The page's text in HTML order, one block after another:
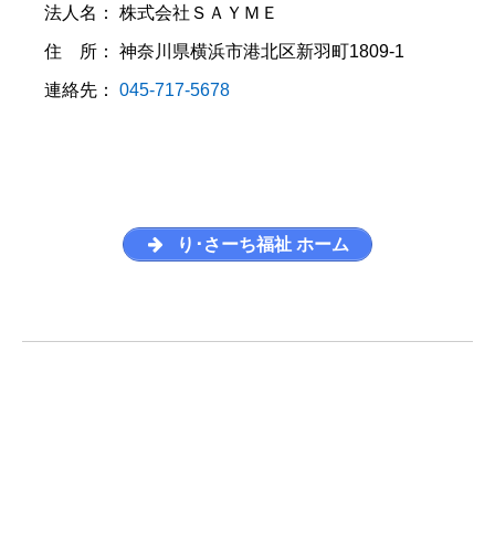
法人名： 株式会社ＳＡＹＭＥ
住 所： 神奈川県横浜市港北区新羽町1809-1
連絡先： 045-717-5678
り･さーち福祉 ホーム